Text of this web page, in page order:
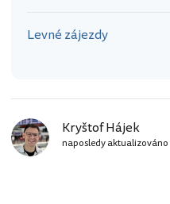
Levné zájezdy
Kryštof Hájek
naposledy aktualizováno